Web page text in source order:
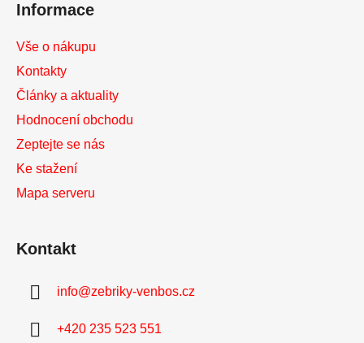
Informace
Vše o nákupu
Kontakty
Články a aktuality
Hodnocení obchodu
Zeptejte se nás
Ke stažení
Mapa serveru
Kontakt
info@zebriky-venbos.cz
+420 235 523 551